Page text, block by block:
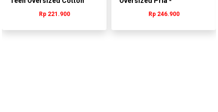
- Ttbas.Qo023h
Rp 221.900 Rp 246.900